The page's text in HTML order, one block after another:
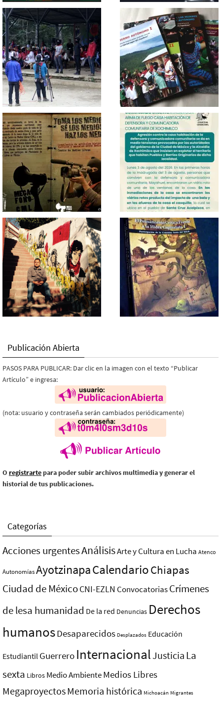
Publicación Abierta
PASOS PARA PUBLICAR: Dar clic en la imagen con el texto “Publicar
Artículo” e ingresa:
(nota: usuario y contraseña serán cambiados periódicamente)
O registrarte para poder subir archivos multimedia y generar el
historial de tus publicaciones.
Categorías
Acciones urgentesAnálisisArte y Cultura en Lucha Atenco
AutonomíasAyotzinapaCalendarioChiapas
Ciudad de MéxicoCNI-EZLN ConvocatoriasCrímenes
de lesa humanidad De la red Denuncias Derechos
humanosDesaparecidos Desplazados Educación
Estudiantil Guerrero InternacionalJusticia La
sexta Libros Medio AmbienteMedios Libres
MegaproyectosMemoria histórica Michoacán Migrantes